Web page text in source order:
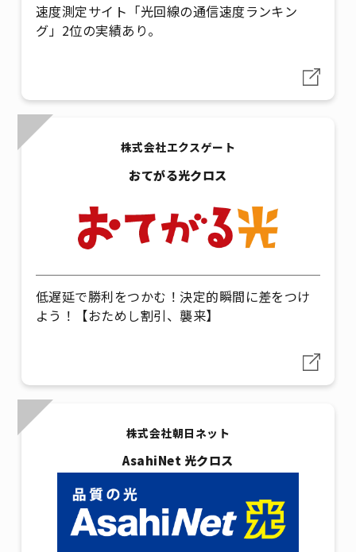
速度測定サイト「光回線の通信速度ランキン
グ」2位の実績あり。
株式会社エクスゲート
おてがる光クロス
低遅延で勝利をつかむ！決定的瞬間に差をつけ
よう！【おためし割引、襲来】
株式会社朝日ネット
AsahiNet 光クロス